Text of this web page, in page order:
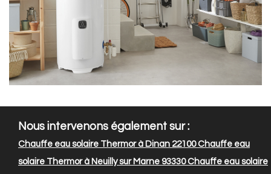
Nous intervenons également sur :
Chauffe eau solaire Thermor à Dinan 22100Chauffe eau
solaire Thermor à Neuilly sur Marne 93330Chauffe eau solaire